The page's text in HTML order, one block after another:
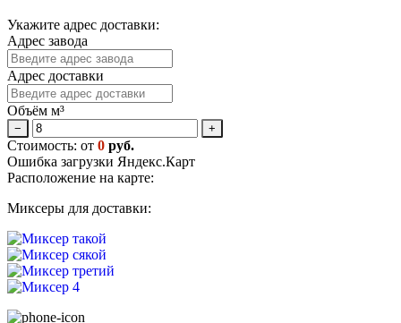
Укажите адрес доставки:
Адрес завода
Адрес доставки
Объём м³
− +
Стоимость: от 0 руб.
Ошибка загрузки Яндекс.Карт
Расположение на карте:
Миксеры для доставки: